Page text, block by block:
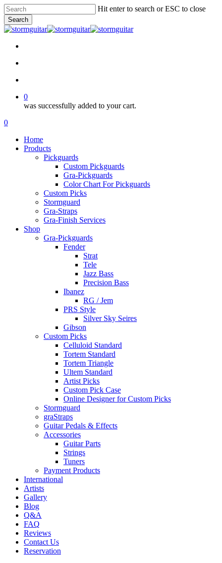
Skip
to
main
content
Hit enter to search or ESC to close
Search
Close
0
was successfully added to your cart.
Menu
search
account
0
Home
Products
Pickguards
Custom Pickguards
Gra-Pickguards
Color Chart For Pickguards
Custom Picks
Stormguard
Gra-Straps
Gra-Finish Services
Shop
Gra-Pickguards
Fender
Strat
Tele
Jazz Bass
Precision Bass
Ibanez
RG / Jem
PRS Style
Silver Sky Seires
Gibson
Custom Picks
Celluloid Standard
Tortem Standard
Tortem Triangle
Ultem Standard
Artist Picks
Custom Pick Case
Online Designer for Custom Picks
Stormguard
graStraps
Guitar Pedals & Effects
Accessories
Guitar Parts
Strings
Tuners
Payment Products
International
Artists
Gallery
Blog
Q&A
FAQ
Reviews
Contact Us
Reservation